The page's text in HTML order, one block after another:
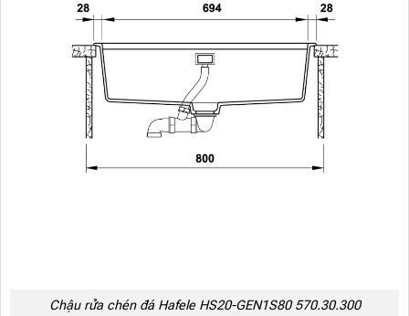
Chậu rửa chén đá Hafele HS20-GEN1S80 570.30.300